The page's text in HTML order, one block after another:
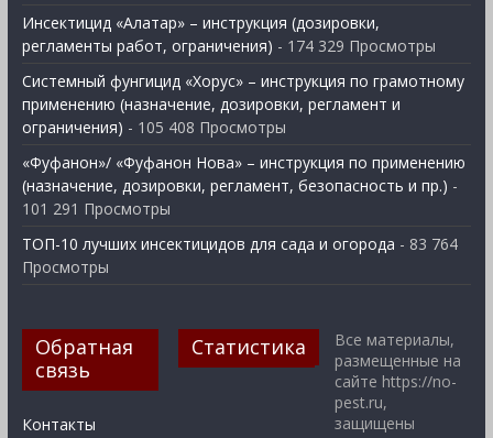
Инсектицид «Алатар» – инструкция (дозировки,
регламенты работ, ограничения) - 174 329 Просмотры
Системный фунгицид «Хорус» – инструкция по грамотному
применению (назначение, дозировки, регламент и
ограничения) - 105 408 Просмотры
«Фуфанон»/ «Фуфанон Нова» – инструкция по применению
(назначение, дозировки, регламент, безопасность и пр.) -
101 291 Просмотры
ТОП-10 лучших инсектицидов для сада и огорода - 83 764
Просмотры
Обратная
связь
Контакты
Статистика
Все материалы,
размещенные на
сайте https://no-
pest.ru,
защищены